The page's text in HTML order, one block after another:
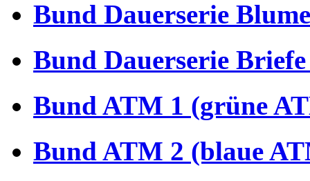
Bund Dauerserie
Bund Dauerserie
Bund ATM 1 (grüne
Bund ATM 2 (blaue